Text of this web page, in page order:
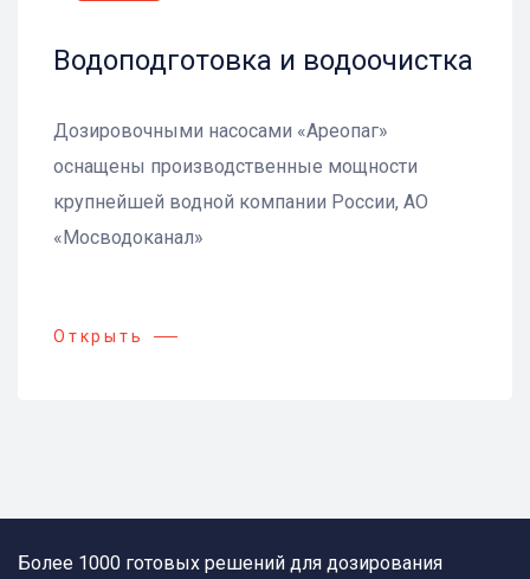
Водоподготовка и водоочистка
Дозировочными насосами «Ареопаг»
оснащены производственные мощности
крупнейшей водной компании России, АО
«Мосводоканал»
Открыть
Более 1000 готовых решений для дозирования